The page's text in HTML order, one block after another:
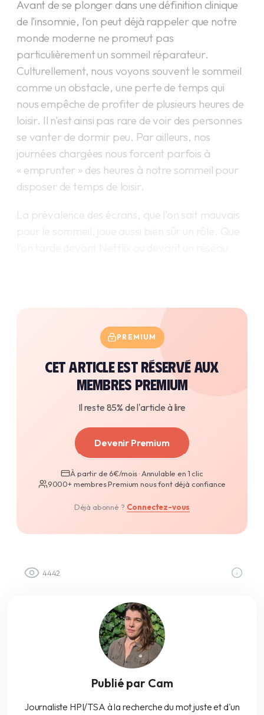
Avant de se plonger dans une définition clinique
de l'insomnie, l'on peut déjà rappeler que notre
monde moderne ne promeut pas
particulièrement un sommeil réparateur.
Culturellement, nous voyons souvent le sommeil
comme un obstacle, une perte de temps qui
nous empêche de profiter de plusieurs heures de
loisir. Il n'est ainsi pas rare de voir des personnes
se vanter de dormir peu. Par ailleurs, nos
journées chargées nous forcent parfois à
« emprunter » des heures à notre sommeil pour
disposer de temps de loisir.
La prévalence des écrans, que l'on sait mauvais
PREMIUM
Cet article est réservé aux
membres premium
Il reste 85% de l'article à lire
Devenir Premium
À partir de 6€/mois · Annulable en 1 clic
9000+ membres Premium nous font déjà confiance
Déjà abonné ? Connectez-vous
4442
Publié par Cam
Journaliste HPI/TSA à la recherche du mot juste et d'un